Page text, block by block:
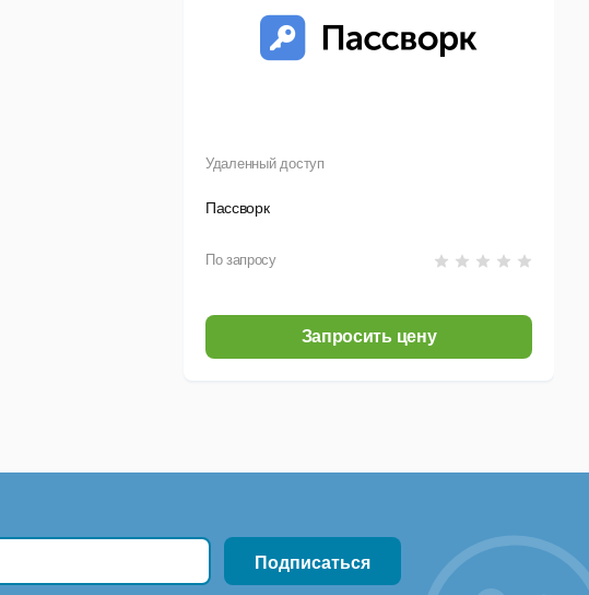
Удаленный доступ
Пассворк
По запросу
Запросить цену